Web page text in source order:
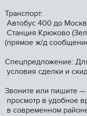
Транспорт:
Автобус 400 до
Станция Крюково
(прямое ж/д
Спецпредложение:
условия сделки и
Звоните или пишите —
просмотр в удобное
в современном